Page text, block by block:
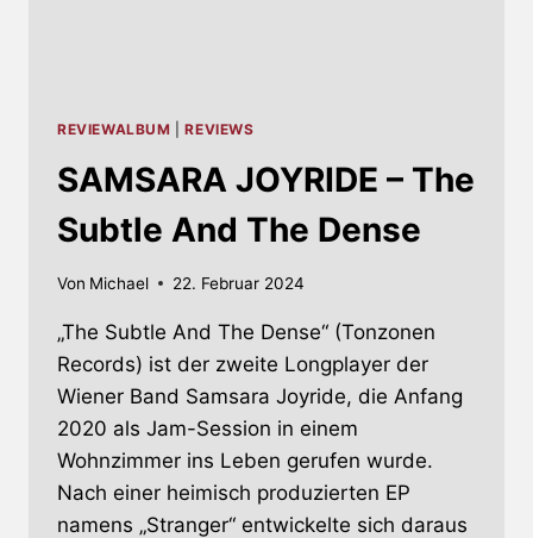
REVIEWALBUM |REVIEWS
SAMSARA JOYRIDE – The
Subtle And The Dense
Von Michael 22. Februar 2024
„The Subtle And The Dense“ (Tonzonen
Records) ist der zweite Longplayer der
Wiener Band Samsara Joyride, die Anfang
2020 als Jam-Session in einem
Wohnzimmer ins Leben gerufen wurde.
Nach einer heimisch produzierten EP
namens „Stranger“ entwickelte sich daraus